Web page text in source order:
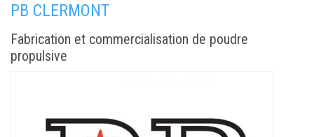
PB CLERMONT
Fabrication et commercialisation de poudre
propulsive